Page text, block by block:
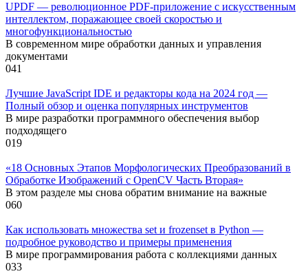
UPDF — революционное PDF-приложение с искусственным
интеллектом, поражающее своей скоростью и
многофункциональностью
В современном мире обработки данных и управления
документами
041
Лучшие JavaScript IDE и редакторы кода на 2024 год —
Полный обзор и оценка популярных инструментов
В мире разработки программного обеспечения выбор
подходящего
019
«18 Основных Этапов Морфологических Преобразований в
Обработке Изображений с OpenCV Часть Вторая»
В этом разделе мы снова обратим внимание на важные
060
Как использовать множества set и frozenset в Python —
подробное руководство и примеры применения
В мире программирования работа с коллекциями данных
033